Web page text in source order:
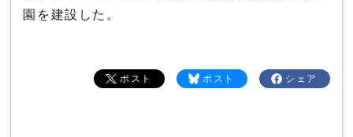
園を建設した。
シェア
ポスト
ポスト